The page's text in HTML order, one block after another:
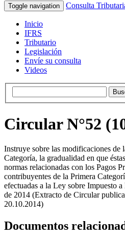
Toggle navigation Consulta
Inicio
IFRS
Tributario
Legislación
Envíe su consulta
Videos
Circular N°52
Instruye sobre las modificaciones de
Categoría, la gradualidad en que
normas relacionadas con los Pagos
contribuyentes de la Primera
efectuadas a la Ley sobre Impuesto
de 2014 (Extracto de Circular
20.10.2014)
Documentos